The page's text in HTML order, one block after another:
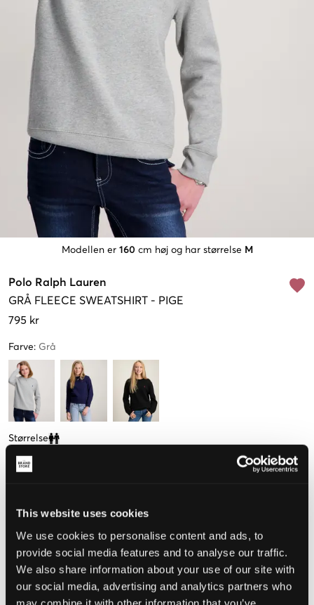
This website uses cookies
We use cookies to personalise content and ads, to
provide social media features and to analyse our traffic.
We also share information about your use of our site with
our social media, advertising and analytics partners who
Modellen er 160 cm høj og har størrelse M
Polo Ralph Lauren
GRÅ FLEECE SWEATSHIRT - PIGE
795 kr
Farve: Grå
Størrelse
Clone modal
Lille Perfekt
STØRRELSESGUIDE